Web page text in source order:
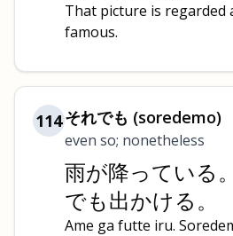
That picture is regarded
famous.
114それでも (soredemo)
even so; nonetheless
雨が降っている
でも出かける。
Ame ga futte iru.